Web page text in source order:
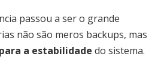
passou a ser o grande
não são meros backups, mas
a estabilidade do sistema.